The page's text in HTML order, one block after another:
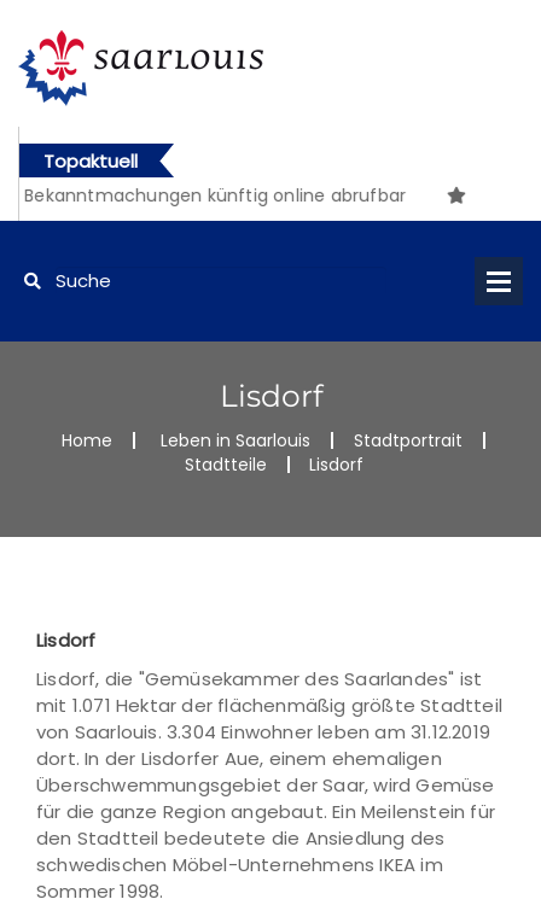
Topaktuell
künftig online abrufbar
Lisdorf
Home Leben in Saarlouis
Stadtportrait
Stadtteile
Lisdorf
Lisdorf
Lisdorf, die "Gemüsekammer des Saarlandes" ist
mit 1.071 Hektar der flächenmäßig größte Stadtteil
von Saarlouis. 3.304 Einwohner leben am 31.12.2019
dort. In der Lisdorfer Aue, einem ehemaligen
Überschwemmungsgebiet der Saar, wird Gemüse
für die ganze Region angebaut. Ein Meilenstein für
den Stadtteil bedeutete die Ansiedlung des
schwedischen Möbel-Unternehmens IKEA im
Sommer 1998.